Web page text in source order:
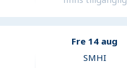
Fre 14 aug
SMHI